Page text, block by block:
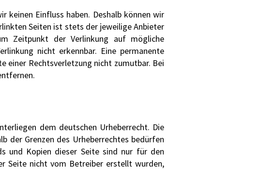
keinen Einfluss haben. Deshalb können wir
Seiten ist stets der jeweilige Anbieter
Zeitpunkt der Verlinkung auf mögliche
nicht erkennbar. Eine permanente
einer Rechtsverletzung nicht zumutbar. Bei
dem deutschen Urheberrecht. Die
der Grenzen des Urheberrechtes bedürfen
und Kopien dieser Seite sind nur für den
Seite nicht vom Betreiber erstellt wurden,